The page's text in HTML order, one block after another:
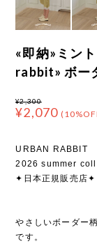
«即納»ミン
rabbit» ボー
¥2,300
¥2,070
URBAN RABBIT
2026 summer
✦日本正規販売店✦
やさしいボーダー
です。